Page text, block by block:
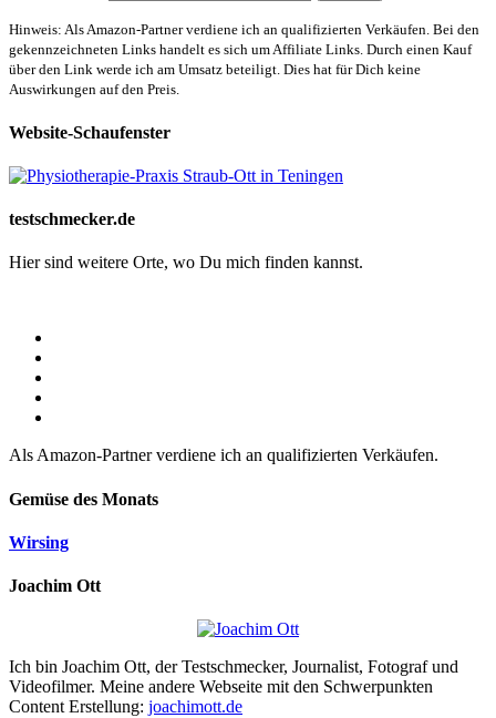
Hinweis: Als Amazon-Partner verdiene ich an qualifizierten Verkäufen. Bei den
gekennzeichneten Links handelt es sich um Affiliate Links. Durch einen Kauf
über den Link werde ich am Umsatz beteiligt. Dies hat für Dich keine
Auswirkungen auf den Preis.
Website-Schaufenster
testschmecker.de
Hier sind weitere Orte, wo Du mich finden kannst.
Als Amazon-Partner verdiene ich an qualifizierten Verkäufen.
Gemüse des Monats
Wirsing
Joachim Ott
Ich bin Joachim Ott, der Testschmecker, Journalist, Fotograf und
Videofilmer. Meine andere Webseite mit den Schwerpunkten
Content Erstellung: joachimott.de